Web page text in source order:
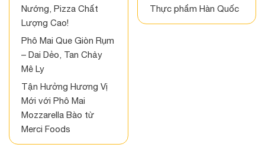
Nướng, Pizza Chất
Lượng Cao!
Phô Mai Que Giòn Rụm
– Dai Dẻo, Tan Chảy
Mê Ly
Tận Hưởng Hương Vị
Mới với Phô Mai
Mozzarella Bào từ
Merci Foods
Thực phẩm Hàn Quốc